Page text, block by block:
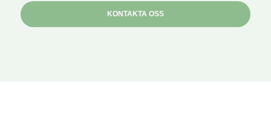
KONTAKTA OSS